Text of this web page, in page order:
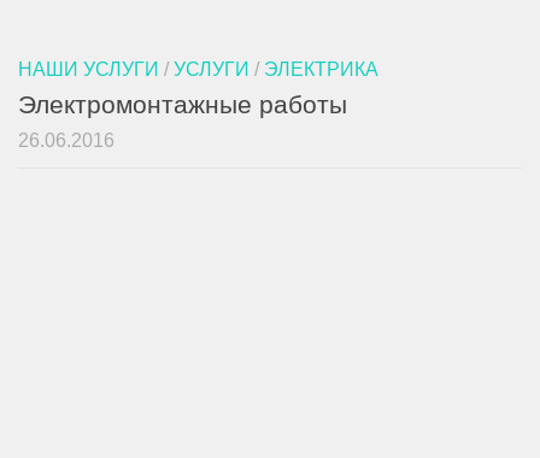
НАШИ УСЛУГИ / УСЛУГИ / ЭЛЕКТРИКА
Электромонтажные работы
26.06.2016